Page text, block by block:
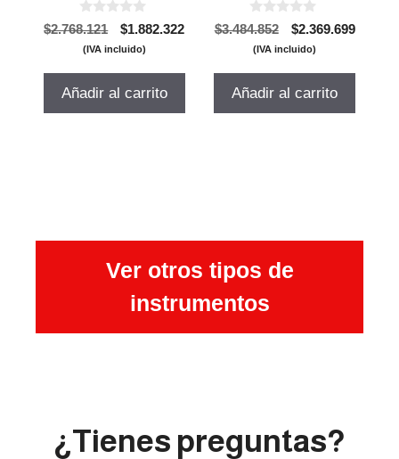
0
d
e
$2.768.121
El
precio
$1.882.322El
(IVA incluido)
Añadir al carrito
0
d
e
$3.484.852
El
precio
$2.369.699El
(IVA incluido)
Añadir al carrito
Ver otros tipos de
instrumentos
¿Tienes preguntas?